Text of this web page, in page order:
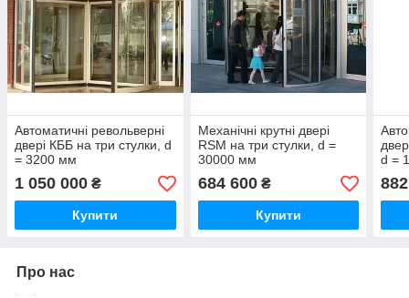
Автоматичні револьверні
двері КББ на три стулки, d
= 3200 мм
1 050 000 ₴
Купити
Механічні крутні двері
RSM на три стулки, d =
30000 мм
684 600₴
Купити
d =
Про нас